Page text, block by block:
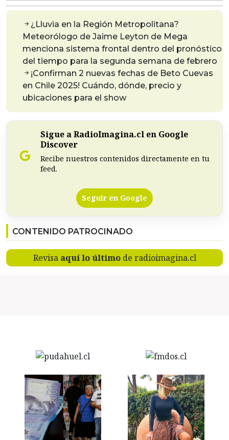
¿Lluvia en la Región Metropolitana?
Meteorólogo de Jaime Leyton de Mega
menciona sistema frontal dentro del pronóstico
del tiempo para la segunda semana de febrero
¡Confirman 2 nuevas fechas de Beto Cuevas
en Chile 2025! Cuándo, dónde, precio y
ubicaciones para el show
Sigue a RadioImagina.cl en Google
Discover
Recibe nuestros contenidos directamente en tu
feed.
Seguir en Google
CONTENIDO PATROCINADO
Revisa aquí lo últimode radioimagina.cl